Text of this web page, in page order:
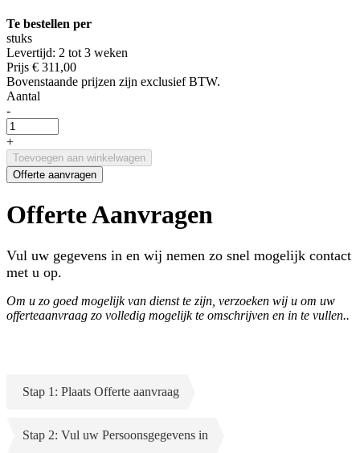
Te bestellen per
stuks
Levertijd: 2 tot 3 weken
Prijs € 311,00
Bovenstaande prijzen zijn exclusief BTW.
Aantal
-
+
Toevoegen aan winkelwagen
Offerte aanvragen
Offerte Aanvragen
Vul uw gegevens in en wij nemen zo snel mogelijk contact
met u op.
Om u zo goed mogelijk van dienst te zijn, verzoeken wij u om uw
offerteaanvraag zo volledig mogelijk te omschrijven en in te vullen..
Stap 1: Plaats Offerte aanvraag
Stap 2: Vul uw Persoonsgegevens in